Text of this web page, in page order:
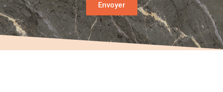
Envoyer